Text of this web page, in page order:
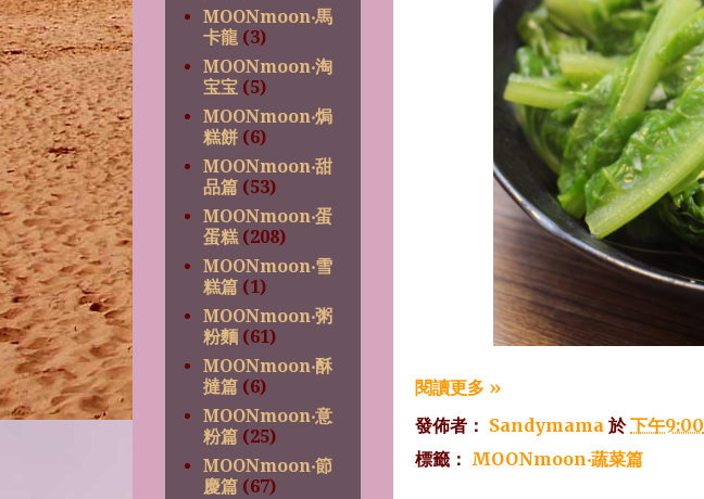
閱讀更多 »
發佈者： Sandymama 於下午9:00
標籤： MOONmoon‧蔬菜篇
MOONmoon‧馬
卡龍 (3)
MOONmoon‧淘
宝宝 (5)
MOONmoon‧焗
糕餅 (6)
MOONmoon‧甜
品篇 (53)
MOONmoon‧蛋
蛋糕 (208)
MOONmoon‧雪
糕篇 (1)
MOONmoon‧粥
粉麵 (61)
MOONmoon‧酥
撻篇 (6)
MOONmoon‧意
粉篇 (25)
MOONmoon‧節
慶篇 (67)